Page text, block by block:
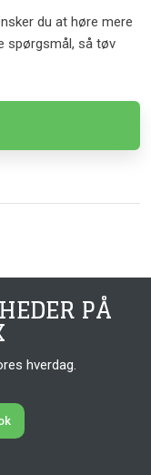
du at høre mere
spørgsmål, så tøv
PÅ
hverdag.